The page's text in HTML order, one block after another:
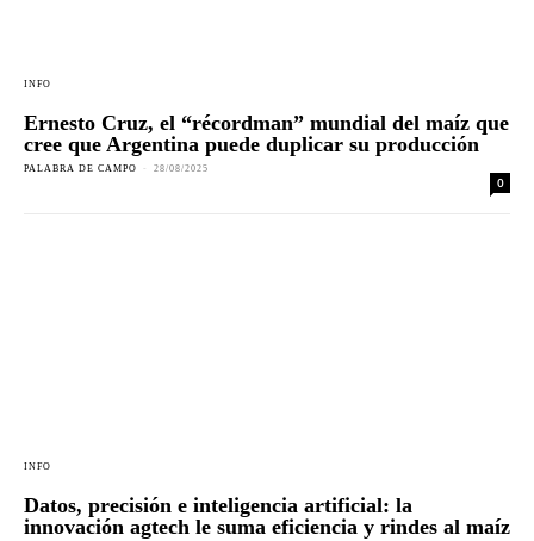
INFO
Ernesto Cruz, el “récordman” mundial del maíz que
cree que Argentina puede duplicar su producción
PALABRA DE CAMPO - 28/08/2025
0
INFO
Datos, precisión e inteligencia artificial: la
innovación agtech le suma eficiencia y rindes al maíz